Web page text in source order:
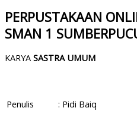
PERPUSTAKAAN
SMAN 1
KARYA SASTRA UMUM
Penulis : Pidi Baiq